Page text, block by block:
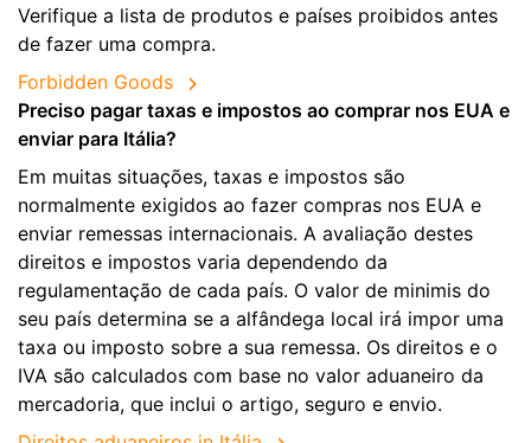
Verifique a lista de produtos e países proibidos antes
de fazer uma compra.
Forbidden Goods
Preciso pagar taxas e impostos ao comprar nos EUA e
enviar para Itália?
Em muitas situações, taxas e impostos são
normalmente exigidos ao fazer compras nos EUA e
enviar remessas internacionais. A avaliação destes
direitos e impostos varia dependendo da
regulamentação de cada país. O valor de minimis do
seu país determina se a alfândega local irá impor uma
taxa ou imposto sobre a sua remessa. Os direitos e o
IVA são calculados com base no valor aduaneiro da
mercadoria, que inclui o artigo, seguro e envio.